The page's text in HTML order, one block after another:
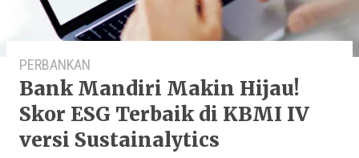
PERBANKAN
Bank Mandiri Makin Hijau!
Skor ESG Terbaik di KBMI IV
versi Sustainalytics